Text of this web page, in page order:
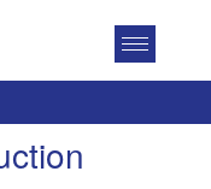
Toggle